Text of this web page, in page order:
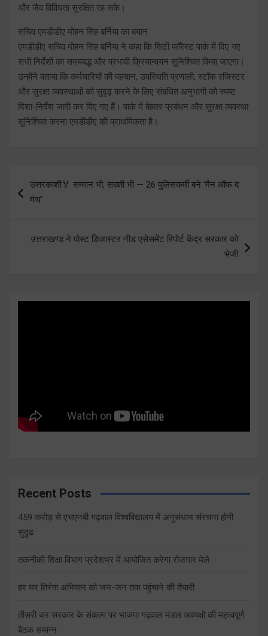
और जैव विविधता सुरक्षित रह सके।
सचिव एमडीडीए मोहन सिंह बर्निया का बयान
एमडीडीए सचिव मोहन सिंह बर्निया ने कहा कि सिटी फॉरेस्ट पार्क में दिए गए
सभी निर्देशों का समयबद्ध और प्रभावी क्रियान्वयन सुनिश्चित किया जाएगा।
उन्होंने बताया कि कर्मचारियों की पहचान, उपस्थिति प्रणाली, स्टॉक रजिस्टर
और सुरक्षा व्यवस्थाओं को सुदृढ़ करने के लिए संबंधित अनुभागों को स्पष्ट
दिशा-निर्देश जारी कर दिए गए हैं। पार्क में बेहतर प्रबंधन और सुरक्षा व्यवस्था
सुनिश्चित करना एमडीडीए की प्राथमिकता है।
navigation
उत्तरकाशी🏅 सम्मान भी, सख्ती भी — 26 पुलिसकर्मी बने ‘मैन ऑफ द
मंथ’
उत्तराखण्ड ने पोस्ट डिजास्टर नीड एसेसमेंट रिपोर्ट केंद्र सरकार को
भेजी
Recent Posts
459 करोड़ से एचएनबी गढ़वाल विश्वविद्यालय में अनुसंधान संरचना होगी
सुदृढ
तकनीकी शिक्षा विभाग प्रदेशभर में आयोजित करेगा रोजगार मेले
हर घर तिरंगा अभियान को जन-जन तक पहुंचाने की तैयारी
तीसरी बार सरकार के संकल्प पर भाजपा गढ़वाल मंडल अध्यक्षों की महत्वपूर्ण
बैठक सम्पन्न